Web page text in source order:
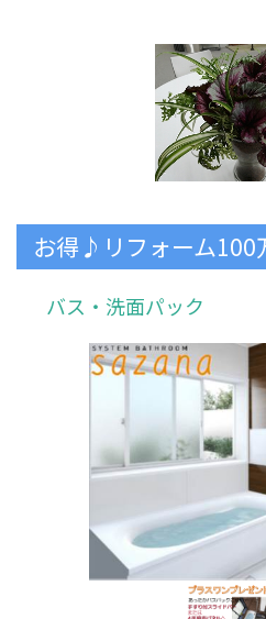
お得♪リフォーム100
バス・洗面パック